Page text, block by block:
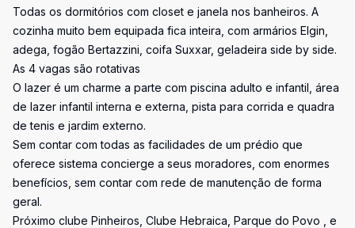
Todas os dormitórios com closet e janela nos banheiros. A
cozinha muito bem equipada fica inteira, com armários Elgin,
adega, fogão Bertazzini, coifa Suxxar, geladeira side by side.
As 4 vagas são rotativas
O lazer é um charme a parte com piscina adulto e infantil, área
de lazer infantil interna e externa, pista para corrida e quadra
de tenis e jardim externo.
Sem contar com todas as facilidades de um prédio que
oferece sistema concierge a seus moradores, com enormes
benefícios, sem contar com rede de manutenção de forma
geral.
Próximo clube Pinheiros, Clube Hebraica, Parque do Povo , e